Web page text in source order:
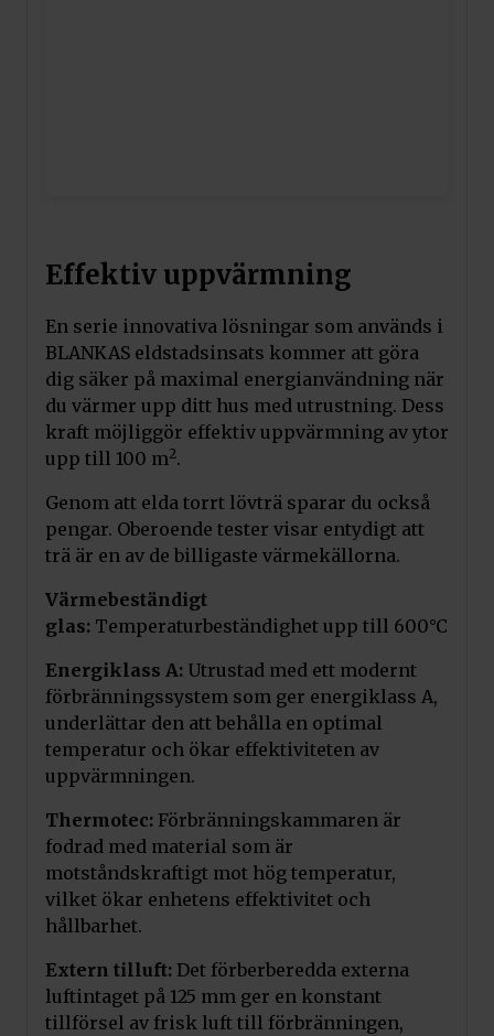
Effektiv uppvärmning
En serie innovativa lösningar som används i
BLANKAS eldstadsinsats kommer att göra
dig säker på maximal energianvändning när
du värmer upp ditt hus med utrustning. Dess
kraft möjliggör effektiv uppvärmning av ytor
upp till 100 m2.
Genom att elda torrt lövträ sparar du också
pengar. Oberoende tester visar entydigt att
trä är en av de billigaste värmekällorna.
Värmebeständigt
glas: Temperaturbeständighet upp till 600°C
Energiklass A: Utrustad med ett modernt
förbränningssystem som ger energiklass A,
underlättar den att behålla en optimal
temperatur och ökar effektiviteten av
uppvärmningen.
Thermotec: Förbränningskammaren är
fodrad med material som är
motståndskraftigt mot hög temperatur,
vilket ökar enhetens effektivitet och
hållbarhet.
Extern tilluft: Det förberberedda externa
luftintaget på 125 mm ger en konstant
tillförsel av frisk luft till förbränningen,